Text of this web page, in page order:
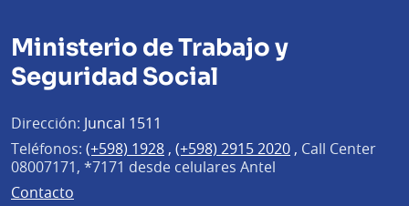
Ministerio de Trabajo y
Seguridad Social
Dirección: Juncal 1511
Teléfonos: (+598) 1928 , (+598) 2915 2020 , Call Center
08007171, *7171 desde celulares Antel
Contacto